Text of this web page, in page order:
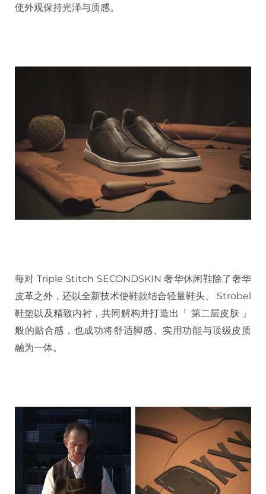
使外观保持光泽与质感。
每对 Triple Stitch SECONDSKIN 奢华休闲鞋除了奢华
皮革之外，还以全新技术使鞋款结合轻量鞋头、 Strobel
鞋垫以及精致内衬，共同解构并打造出「 第二层皮肤 」
般的贴合感，也成功将舒适脚感、实用功能与顶级皮质
融为一体。